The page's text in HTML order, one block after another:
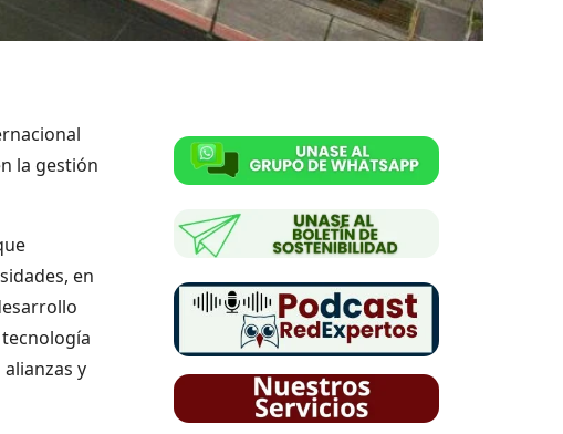
la gestión
en
y